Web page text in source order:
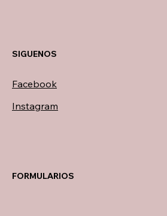
SIGUENOS
Facebook
Instagram
FORMULARIOS